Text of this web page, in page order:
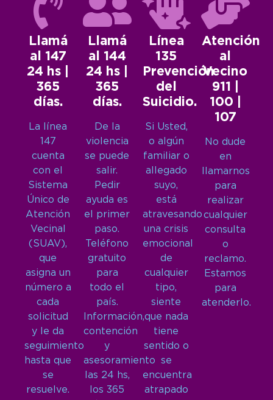
Llamá
al 147
24 hs |
365
días.
La línea
147
cuenta
con el
Sistema
Único de
Atención
Vecinal
(SUAV),
que
asigna un
número a
cada
solicitud
y le da
seguimiento
hasta que
se
resuelve.
Llamá
al 144
24 hs |
365
días.
De la
violencia
se puede
salir.
Pedir
ayuda es
el primer
paso.
Teléfono
gratuito
para
todo el
país.
Información,
contención
y
asesoramiento
las 24 hs,
los 365
Línea
135
Prevención
del
Suicidio.
Si Usted,
o algún
familiar o
allegado
suyo,
está
atravesando
una crisis
emocional
de
cualquier
tipo,
siente
que nada
tiene
sentido o
se
encuentra
atrapado
Atención
al
Vecino
911 |
100 |
107
No dude
en
llamarnos
para
realizar
cualquier
consulta
o
reclamo.
Estamos
para
atenderlo.